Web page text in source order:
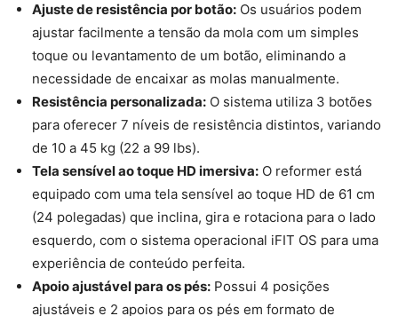
Ajuste de resistência por botão: Os usuários podem
ajustar facilmente a tensão da mola com um simples
toque ou levantamento de um botão, eliminando a
necessidade de encaixar as molas manualmente.
Resistência personalizada: O sistema utiliza 3 botões
para oferecer 7 níveis de resistência distintos, variando
de 10 a 45 kg (22 a 99 lbs).
Tela sensível ao toque HD imersiva: O reformer está
equipado com uma tela sensível ao toque HD de 61 cm
(24 polegadas) que inclina, gira e rotaciona para o lado
esquerdo, com o sistema operacional iFIT OS para uma
experiência de conteúdo perfeita.
Apoio ajustável para os pés: Possui 4 posições
ajustáveis ​​e 2 apoios para os pés em formato de